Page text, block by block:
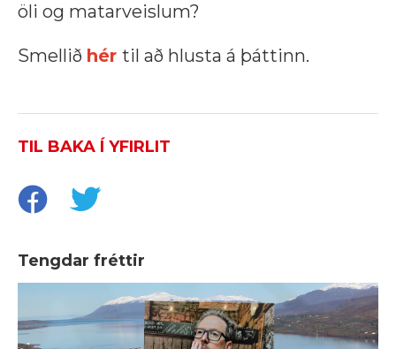
öli og matarveislum?
Smellið hér til að hlusta á þáttinn.
TIL BAKA Í YFIRLIT
Tengdar fréttir